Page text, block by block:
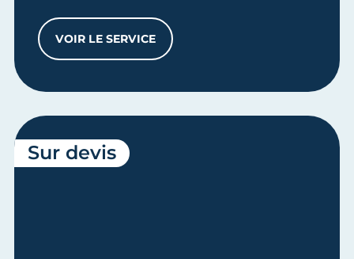
VOIR LE SERVICEPASS CMA LIBERTÉ
Sur devis